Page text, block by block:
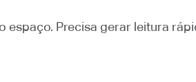
espaço. Precisa gerar leitura